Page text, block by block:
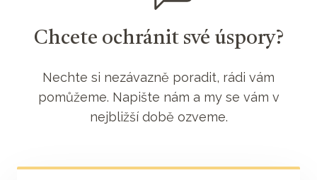
Chcete ochránit své úspory?
Nechte si nezávazně poradit, rádi vám
pomůžeme. Napište nám a my se vám v
nejbližší době ozveme.